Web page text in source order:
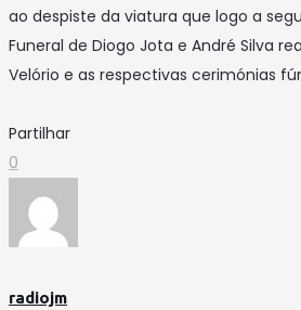
ao despiste da viatura que logo a
Funeral de Diogo Jota e André Silva
Velório e as respectivas cerimónias
Partilhar
0
radiojm